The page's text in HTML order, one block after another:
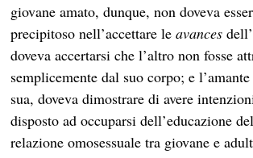
giovane amato, dunque, non doveva
precipitoso nell’accettare leavances
doveva accertarsi che l’altro non fosse
semplicemente dal suo corpo; e
sua, doveva dimostrare di avere
disposto ad occuparsi dell’educazione
relazione omosessuale tra giovane e